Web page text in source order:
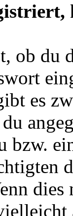
ob du
es
bzw.